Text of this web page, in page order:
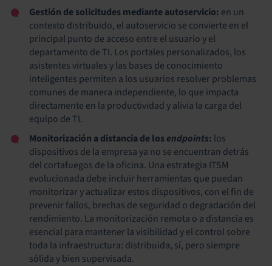
Gestión de solicitudes mediante autoservicio: en un
contexto distribuido, el autoservicio se convierte en el
principal punto de acceso entre el usuario y el
departamento de TI. Los portales personalizados, los
asistentes virtuales y las bases de conocimiento
inteligentes permiten a los usuarios resolver problemas
comunes de manera independiente, lo que impacta
directamente en la productividad y alivia la carga del
equipo de TI.
Monitorización a distancia de losendpoints: los
dispositivos de la empresa ya no se encuentran detrás
del cortafuegos de la oficina. Una estrategia ITSM
evolucionada debe incluir herramientas que puedan
monitorizar y actualizar estos dispositivos, con el fin de
prevenir fallos, brechas de seguridad o degradación del
rendimiento. La monitorización remota o a distancia es
esencial para mantener la visibilidad y el control sobre
toda la infraestructura: distribuida, sí, pero siempre
sólida y bien supervisada.